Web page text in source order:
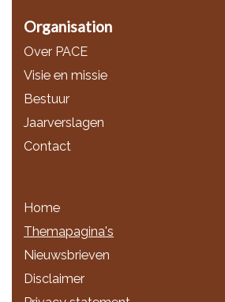
Organisation
Over PACE
Visie en missie
Bestuur
Jaarverslagen
Contact
Home
Themapagina's
Nieuwsbrieven
Disclaimer